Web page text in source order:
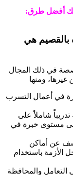
أفضل طرق:
بالقصيم هي
في ذلك المجال
ومنها
في أعمال التسرب
شاملاً على
مستوى خبرة في
عن أماكن
الأزمة باستخدام
التعامل والمحافظة